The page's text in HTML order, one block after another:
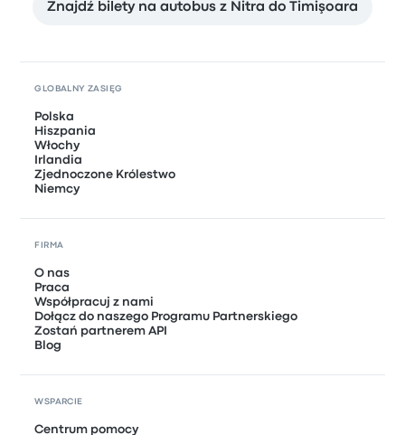
Znajdź bilety na autobus z Nitra do Timişoara
GLOBALNY ZASIĘG
Polska
Hiszpania
Włochy
Irlandia
Zjednoczone Królestwo
Niemcy
FIRMA
O nas
Praca
Współpracuj z nami
Dołącz do naszego Programu Partnerskiego
Zostań partnerem API
Blog
WSPARCIE
Centrum pomocy